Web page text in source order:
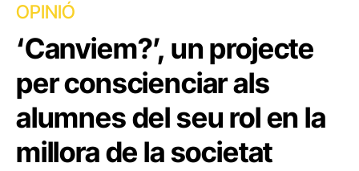
OPINIÓ
‘Canviem?’, un projecte
per conscienciar als
alumnes del seu rol en la
millora de la societat